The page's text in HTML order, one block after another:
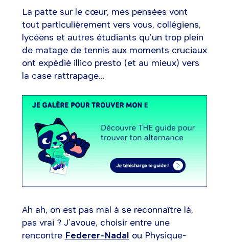
La patte sur le cœur, mes pensées vont
tout particulièrement vers vous, collégiens,
lycéens et autres étudiants qu’un trop plein
de matage de tennis aux moments cruciaux
ont expédié illico presto (et au mieux) vers
la case rattrapage...
Ah ah, on est pas mal à se reconnaître là,
pas vrai ? J’avoue, choisir entre une
rencontre Federer-Nadal ou Physique-